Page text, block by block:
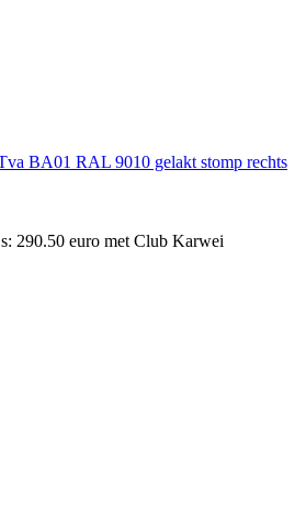
BA01 RAL 9010 gelakt stomp rechts
290.50 euro met Club Karwei